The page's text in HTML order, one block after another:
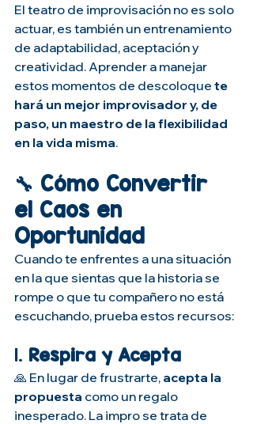
El teatro de improvisación no es solo
actuar, es también un entrenamiento
de adaptabilidad, aceptación y
creatividad. Aprender a manejar
estos momentos de descoloque te
hará un mejor improvisador y, de
paso, un maestro de la flexibilidad
en la vida misma.
🔧 Cómo Convertir
el Caos en
Oportunidad
Cuando te enfrentes a una situación
en la que sientas que la historia se
rompe o que tu compañero no está
escuchando, prueba estos recursos:
1. Respira y Acepta
🙏 En lugar de frustrarte, acepta la
propuesta como un regalo
inesperado. La impro se trata de